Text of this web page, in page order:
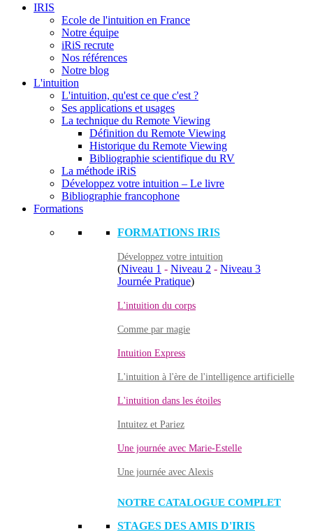
IRIS
Ecole de l'intuition en France
Notre équipe
iRiS recrute
Nos références
Notre blog
L'intuition
L'intuition, qu'est ce que c'est ?
Ses applications et usages
La technique du Remote Viewing
Définition du Remote Viewing
Historique du Remote Viewing
Bibliographie scientifique du RV
La méthode iRiS
Développez votre intuition – Le livre
Bibliographie francophone
Formations
FORMATIONS IRIS
Développez votre intuition
(Niveau 1 - Niveau 2 - Niveau 3
Journée Pratique)
L'intuition du corps
Comme par magie
Intuition Express
L'intuition à l'ère de l'intelligence artificielle
L'intuition dans les étoiles
Intuitez et Pariez
Une journée avec Marie-Estelle
Une journée avec Alexis
NOTRE CATALOGUE COMPLET
STAGES DES AMIS D'IRIS